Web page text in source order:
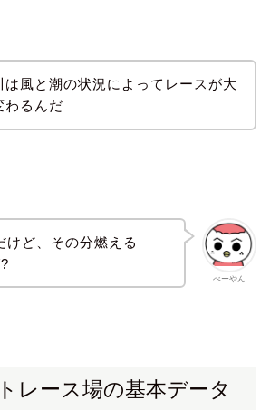
は風と潮の状況によってレースが大
わるんだ
べーやん
けど、その分燃える
レース場の基本データ